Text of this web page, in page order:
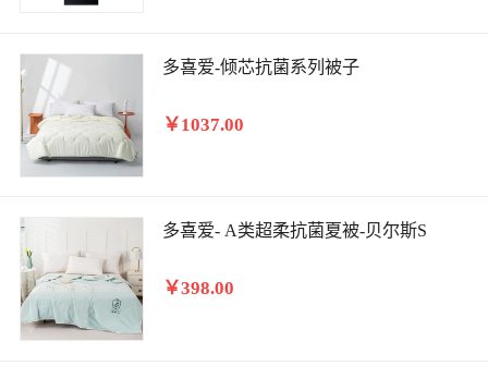
多喜爱-倾芯抗菌系列被子
￥1037.00
多喜爱- A类超柔抗菌夏被-贝尔斯S
￥398.00